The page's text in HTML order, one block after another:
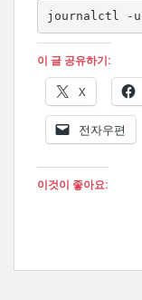
journalctl -u
이 글 공유하기:
X
전자우편
이것이 좋아요: